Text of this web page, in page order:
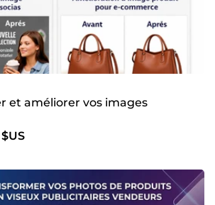
et améliorer vos images